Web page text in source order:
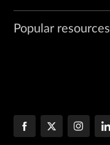
Popular resources